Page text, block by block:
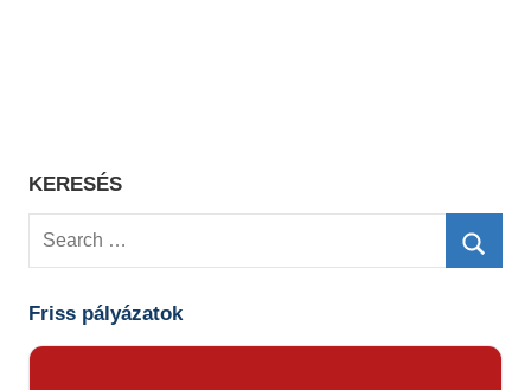
KERESÉS
Search
Friss pályázatok